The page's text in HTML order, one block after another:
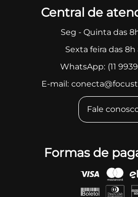
Central de
Seg - Quinta das
Sexta feira das 8h
WhatsApp: (11
E-mail:
Fale
Formas de